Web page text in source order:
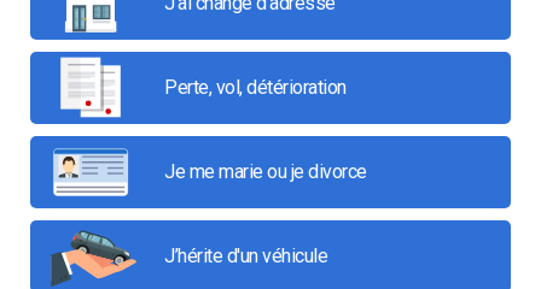
Perte, vol, détérioration
Je me marie ou je divorce
J’hérite d'un véhicule